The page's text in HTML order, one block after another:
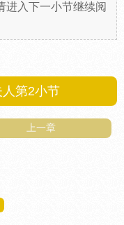
进入下一小节继续阅
第2小节
上一章